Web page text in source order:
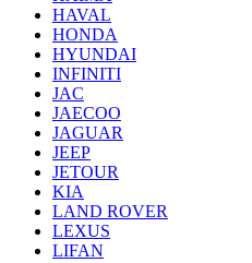
HAVAL
HONDA
HYUNDAI
INFINITI
JAC
JAECOO
JAGUAR
JEEP
JETOUR
KIA
LAND ROVER
LEXUS
LIFAN